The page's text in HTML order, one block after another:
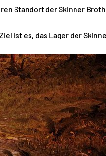
Standort der Skinner
ist es, das Lager der